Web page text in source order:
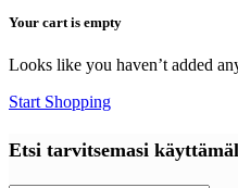
Your cart is empty
Looks like you haven’t added
Start Shopping
Etsi tarvitsemasi